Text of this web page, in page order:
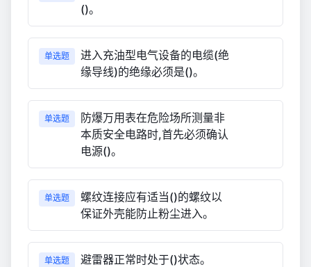
()。
单选题
进入充油型电气设备的电缆(绝
缘导线)的绝缘必须是()。
单选题
防爆万用表在危险场所测量非
本质安全电路时,首先必须确认
电源()。
单选题
螺纹连接应有适当()的螺纹以
保证外壳能防止粉尘进入。
单选题 避雷器正常时处于()状态。